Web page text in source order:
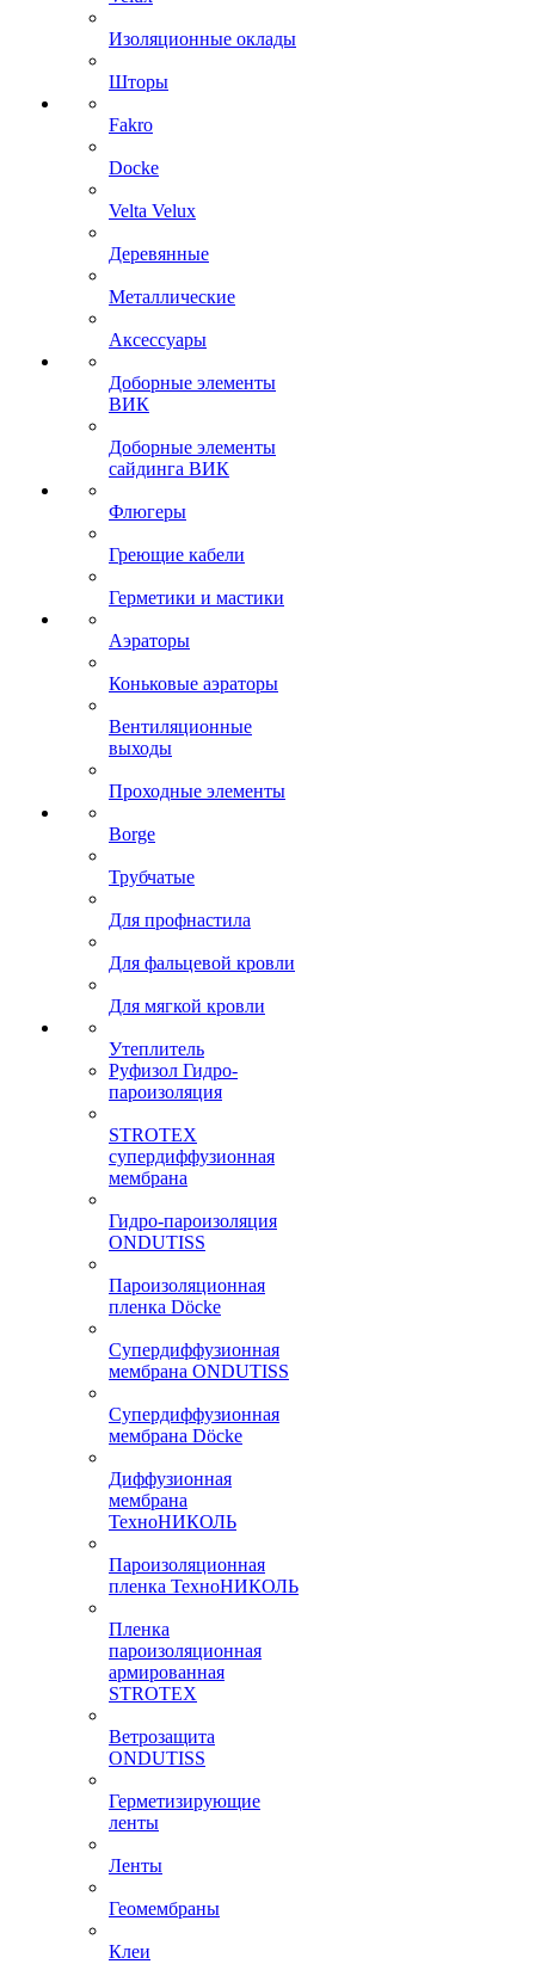
Изоляционные оклады
Шторы
Fakro
Docke
Velta Velux
Деревянные
Металлические
Аксессуары
Доборные элементы
ВИК
Доборные элементы
сайдинга ВИК
Флюгеры
Греющие кабели
Герметики и мастики
Аэраторы
Коньковые аэраторы
Вентиляционные
выходы
Проходные элементы
Borge
Трубчатые
Для профнастила
Для фальцевой кровли
Для мягкой кровли
Утеплитель
Руфизол Гидро-
пароизоляция
STROTEX
супердиффузионная
мембрана
Гидро-пароизоляция
ONDUTISS
Пароизоляционная
пленка Döcke
Супердиффузионная
мембрана ONDUTISS
Супердиффузионная
мембрана Döcke
Диффузионная
мембрана
ТехноНИКОЛЬ
Пароизоляционная
пленка ТехноНИКОЛЬ
Пленка
пароизоляционная
армированная
STROTEX
Ветрозащита
ONDUTISS
Герметизирующие
ленты
Ленты
Геомембраны
Клеи